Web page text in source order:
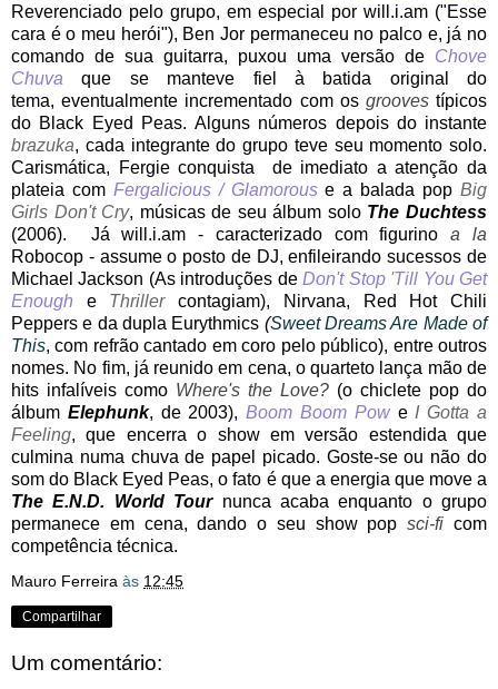
Reverenciado pelo grupo, em especial por will.i.am ("Esse
cara é o meu herói"), Ben Jor permaneceu no palco e, já no
comando de sua guitarra, puxou uma versão de Chove
Chuva que se manteve fiel à batida original do
tema, eventualmente incrementado com os groovestípicos
do Black Eyed Peas. Alguns números depois do instante
brazuka, cada integrante do grupo teve seu momento solo.
Carismática, Fergie conquista de imediato a atenção da
plateia com Fergalicious / Glamorouse a balada popBig
Girls Don't Cry, músicas de seu álbum solo The Duchtess
(2006). Já will.i.am - caracterizado com figurinoa la
Robocop - assume o posto de DJ, enfileirando sucessos de
Michael Jackson (As introduções de Don't Stop 'Till You Get
Enough e Thrillercontagiam), Nirvana, Red Hot Chili
Peppers e da dupla Eurythmics (Sweet Dreams Are Made of
This, com refrão cantado em coro pelo público), entre outros
nomes. No fim, já reunido em cena, o quarteto lança mão de
hits infalíveis como Where's the Love? (o chiclete pop do
álbum Elephunk, de 2003), Boom Boom Powe I Gotta a
Feeling, que encerra o show em versão estendida que
culmina numa chuva de papel picado. Goste-se ou não do
som do Black Eyed Peas, o fato é que a energia que move a
The E.N.D. World Tournunca acaba enquanto o grupo
permanece em cena, dando o seu show popsci-fi com
competência técnica.
Mauro Ferreira às 12:45
Compartilhar
Um comentário: